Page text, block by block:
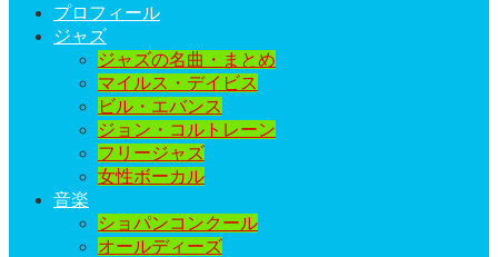
プロフィール
ジャズ
ジャズの名曲・まとめ
マイルス・デイビス
ビル・エバンス
ジョン・コルトレーン
フリージャズ
女性ボーカル
音楽
ショパンコンクール
オールディーズ